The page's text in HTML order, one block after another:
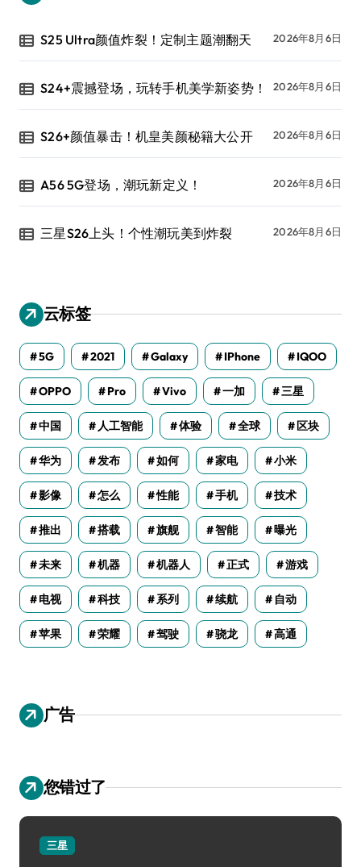
S25 Ultra颜值炸裂！定制主题潮翻天 2026年8月6日
S24+震撼登场，玩转手机美学新姿势！ 2026年8月6日
S26+颜值暴击！机皇美颜秘籍大公开 2026年8月6日
A56 5G登场，潮玩新定义！ 2026年8月6日
三星S26上头！个性潮玩美到炸裂 2026年8月6日
云标签
5G 2021 Galaxy IPhone IQOO
OPPO Pro Vivo 一加 三星
中国 人工智能 体验 全球 区块
华为 发布 如何 家电 小米
影像 怎么 性能 手机 技术
推出 搭载 旗舰 智能 曝光
未来 机器 机器人 正式 游戏
电视 科技 系列 续航 自动
苹果 荣耀 驾驶 骁龙 高通
广告
您错过了
三星